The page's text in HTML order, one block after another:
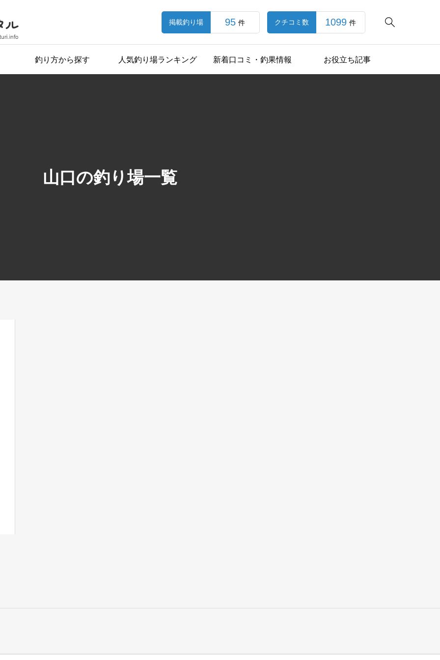

掲載釣り場 95 件 クチコミ数 1099 件
釣り方から探す 人気釣り場ランキング 新着口コミ・釣果情報 お役立ち記事
山口の釣り場一覧